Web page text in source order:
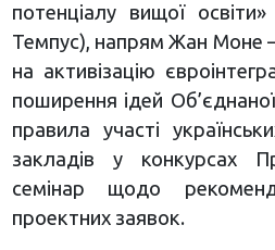
потенціалу вищої
Темпус), напрям Жан Моне
на активізацію
поширення ідей
правила участі
закладів у конкурсах
семінар щодо
проектних заявок.